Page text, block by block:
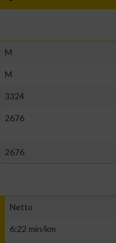
M
M
3324
2676
2676
Netto
6:22 min/km